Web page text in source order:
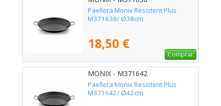
Paellera Monix Resistent Plus
M371638/ Ø38cm
18,50 €
Comprar
MONIX - M371642
Paellera Monix Resistent Plus
M371642/ Ø42cm